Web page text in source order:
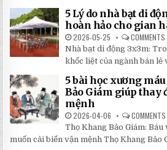
5 Lý do nhà bạt di
hoàn hảo cho gian
2026-05-25 COMMENTS
Nhà bạt di động 3x3m:
khốc liệt của ngành bán lẻ
5 bài học xương
Bảo Giám giúp thay
mệnh
2026-04-06 COMMENTS
Thọ Khang Bảo Giám:
muốn cải biến vận mệnh Thọ Khang Bảo